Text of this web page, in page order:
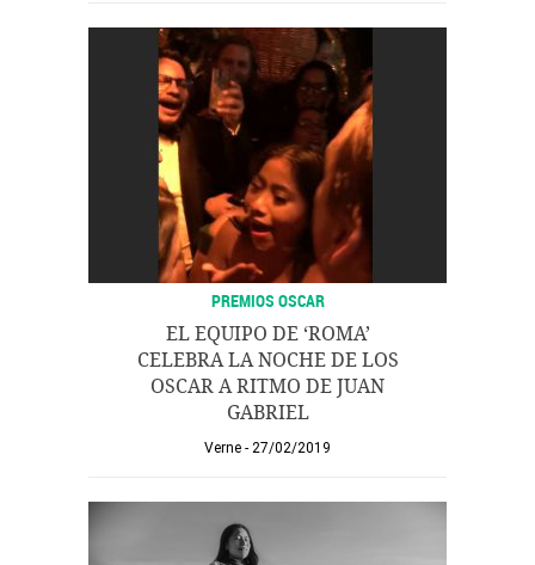
PREMIOS OSCAR
EL EQUIPO DE ‘ROMA’
CELEBRA LA NOCHE DE LOS
OSCAR A RITMO DE JUAN
GABRIEL
Verne 27/02/2019